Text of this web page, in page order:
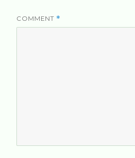
COMMENT *